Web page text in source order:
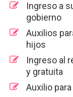
Ingreso a
gobierno
Auxilios
hijos
Ingreso al
y gratuita
Auxilio